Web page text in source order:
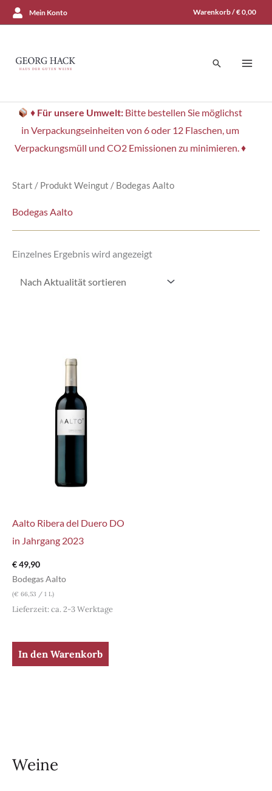
Zum
Inhalt
Mein Konto Warenkorb /€0,00
Suchen
♦ Für unsere Umwelt: Bitte bestellen Sie möglichst
in Verpackungseinheiten von 6 oder 12 Flaschen, um
Verpackungsmüll und CO2 Emissionen zu minimieren. ♦
Weine
Start / Produkt Weingut / Bodegas Aalto
Bodegas Aalto
Einzelnes Ergebnis wird angezeigt
Aalto Ribera del Duero DO
in Jahrgang 2023
€49,90
Bodegas Aalto
(€ 66,53 / 1 L)
Lieferzeit: ca. 2-3 Werktage
In den Warenkorb